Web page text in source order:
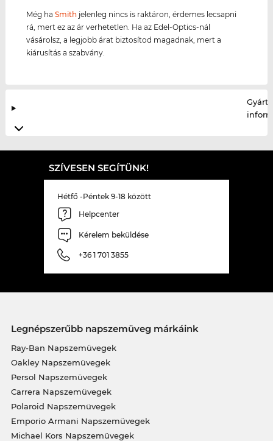
Még haSmith jelenleg nincs is raktáron, érdemes lecsapni
rá, mert ez az ár verhetetlen. Ha az Edel-Optics-nál
vásárolsz, a legjobb árat biztosítod magadnak, mert a
kiárusítás a szabvány.
SZÍVESEN SEGÍTÜNK!
Hétfő -Péntek 9-18 között
Helpcenter
Kérelem beküldése
+36 1 701 3855
Legnépszerűbb napszemüveg márkáink
Ray-Ban Napszemüvegek
Oakley Napszemüvegek
Persol Napszemüvegek
Carrera Napszemüvegek
Polaroid Napszemüvegek
Emporio Armani Napszemüvegek
Michael Kors Napszemüvegek